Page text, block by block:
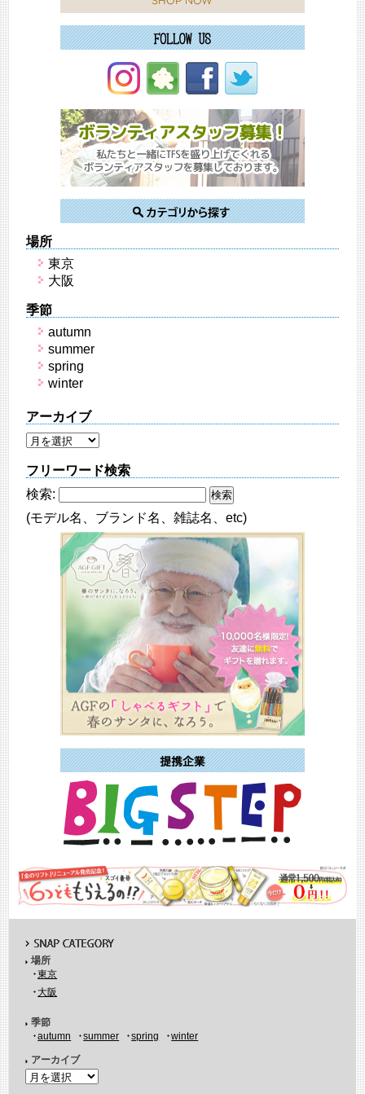
場所
東京
大阪
季節
autumn
summer
spring
winter
アーカイブ
フリーワード検索
検索:
(モデル名、ブランド名、雑誌名、etc)
場所
東京
大阪
季節
autumn
summer spring winter
アーカイブ